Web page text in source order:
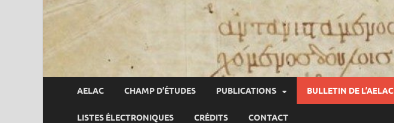
AELAC CHAMP D’ÉTUDES PUBLICATIONS BULLETIN DE L’AELAC
LISTES ÉLECTRONIQUES CRÉDITS CONTACT